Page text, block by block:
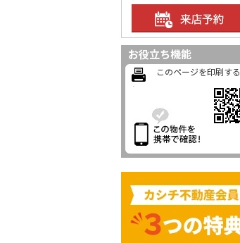
お役立ち機能
このページを印刷する